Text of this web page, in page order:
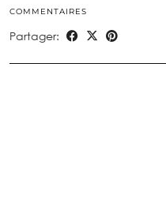
COMMENTAIRES
Partager: